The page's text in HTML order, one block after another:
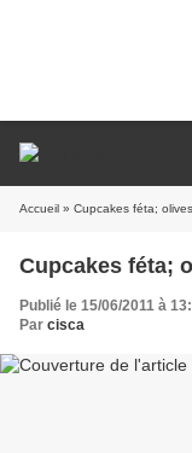
Accueil » Cupcakes féta;
Cupcakes féta;
Publié le 15/06/2011 à
Par cisca